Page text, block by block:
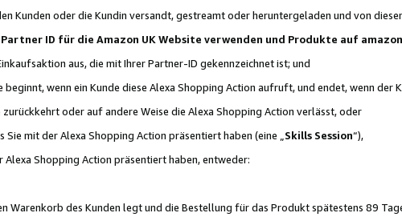
Kunden oder die Kundin versandt, gestreamt oder heruntergeladen und von
ID für die Amazon UK Website verwenden und Produkte auf
aus, die mit Ihrer Partner-ID gekennzeichnet ist; und
wenn ein Kunde diese Alexa Shopping Action aufruft, und endet, wenn der
oder auf andere Weise die Alexa Shopping Action verlässt, oder
mit der Alexa Shopping Action präsentiert haben (eine „ Skills Session“),
Shopping Action präsentiert haben, entweder:
des Kunden legt und die Bestellung für das Produkt spätestens 89